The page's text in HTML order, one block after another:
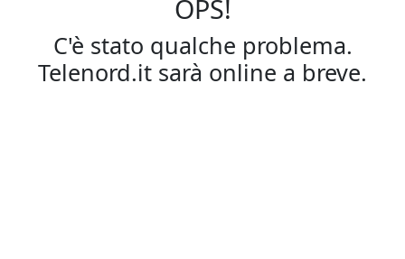
OPS!
C'è stato qualche problema.
Telenord.it sarà online a breve.